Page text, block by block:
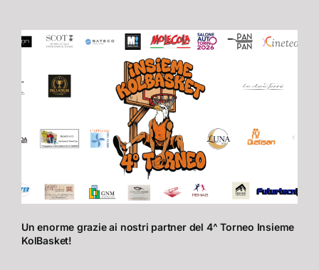
Un enorme grazie ai nostri partner del 4^ Torneo Insieme
KolBasket!